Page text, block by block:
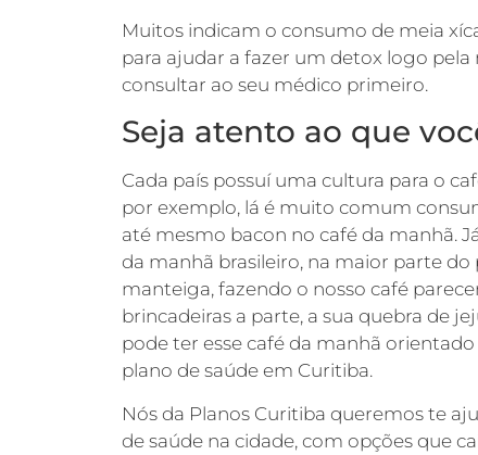
Muitos indicam o consumo de meia
para ajudar a fazer um detox logo
consultar ao seu médico primeiro.
Seja atento ao que
Cada país possuí uma cultura para o
por exemplo, lá é muito comum
até mesmo bacon no café da manhã.
da manhã brasileiro, na maior parte do
manteiga, fazendo o nosso café
brincadeiras a parte, a sua quebra de
pode ter esse café da manhã
plano de saúde em Curitiba.
Nós da Planos Curitiba queremos te
de saúde na cidade, com opções que